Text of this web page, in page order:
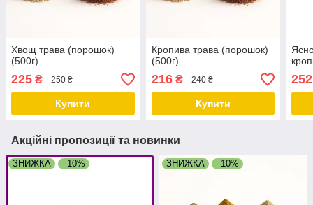
Хвощ трава (порошок)
(500г)
225 ₴ 250 ₴
Купити
Кропива трава (порошок)
(500г)
216₴ 240 ₴
Купити
252
Акційні пропозиції та новинки
ЗНИЖКА –10% ЗНИЖКА –10%